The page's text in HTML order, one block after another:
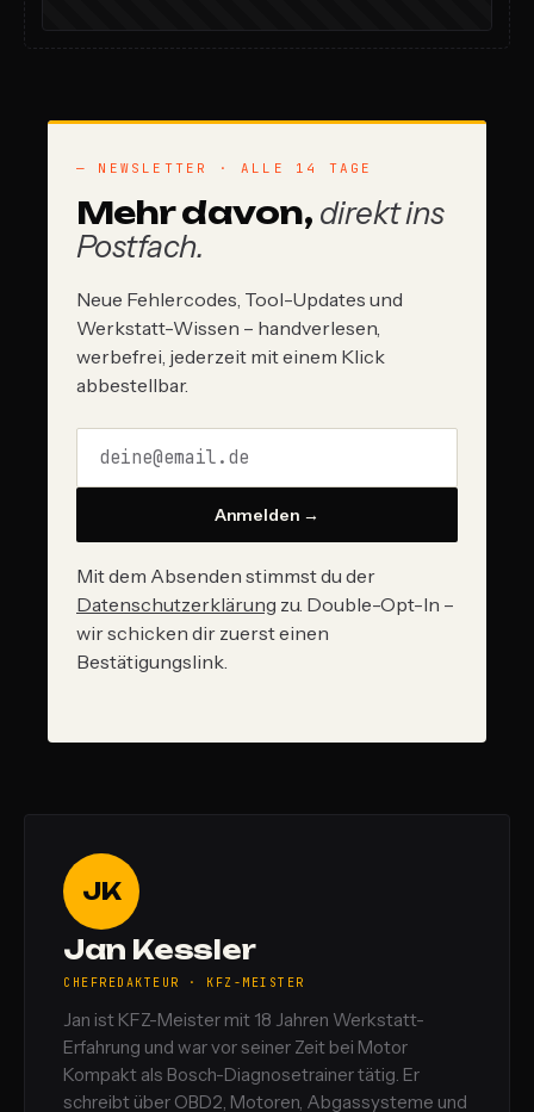
— NEWSLETTER · ALLE 14 TAGE
Mehr davon, direkt ins
Postfach.
Neue Fehlercodes, Tool-Updates und
Werkstatt-Wissen – handverlesen,
werbefrei, jederzeit mit einem Klick
abbestellbar.
Anmelden →
Mit dem Absenden stimmst du der
Datenschutzerklärung zu. Double-Opt-In –
wir schicken dir zuerst einen
Bestätigungslink.
JK
Jan Kessler
CHEFREDAKTEUR · KFZ-MEISTER
Jan ist KFZ-Meister mit 18 Jahren Werkstatt-
Erfahrung und war vor seiner Zeit bei Motor
Kompakt als Bosch-Diagnosetrainer tätig. Er
schreibt über OBD2, Motoren, Abgassysteme und